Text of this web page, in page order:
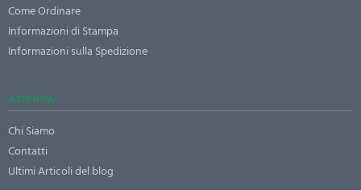
Come Ordinare
Informazioni di Stampa
Informazioni sulla Spedizione
AZIENDA
Chi Siamo
Contatti
Ultimi Articoli del blog